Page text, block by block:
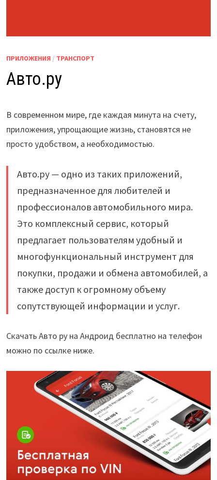
ПРИЛОЖЕНИЯ / ТРАНСПОРТ
Авто.ру
В современном мире, где каждая минута на счету,
приложения, упрощающие жизнь, становятся не
просто удобством, а необходимостью.
Авто.ру — одно из таких приложений,
предназначенное для любителей и
профессионалов автомобильного мира.
Это комплексный сервис, который
предлагает пользователям удобный и
многофункциональный инструмент для
покупки, продажи и обмена автомобилей, а
также доступ к огромному объему
сопутствующей информации и услуг.
Скачать Авто ру на Андроид бесплатно на телефон
можно по ссылке ниже.